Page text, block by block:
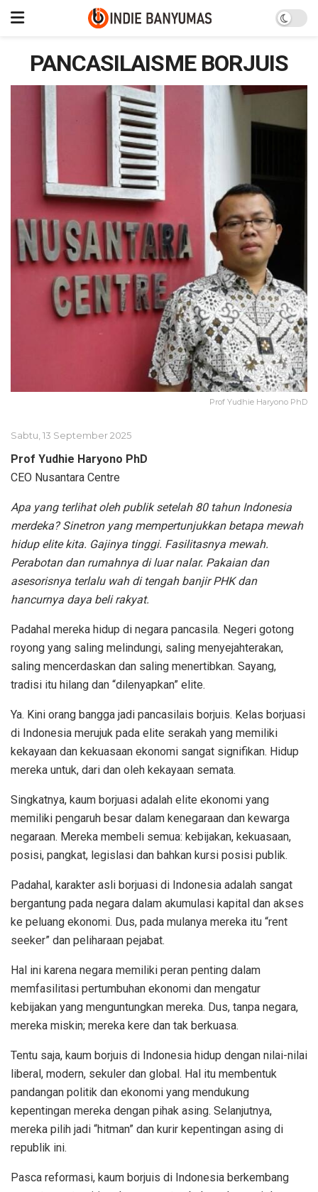
PANCASILAISME BORJUIS
Prof Yudhie Haryono PhD
Sabtu, 13 September 2025
Prof Yudhie Haryono PhD
CEO Nusantara Centre
Apa yang terlihat oleh publik setelah 80 tahun Indonesia
merdeka? Sinetron yang mempertunjukkan betapa mewah
hidup elite kita. Gajinya tinggi. Fasilitasnya mewah.
Perabotan dan rumahnya di luar nalar. Pakaian dan
asesorisnya terlalu wah di tengah banjir PHK dan
hancurnya daya beli rakyat.
Padahal mereka hidup di negara pancasila. Negeri gotong
royong yang saling melindungi, saling menyejahterakan,
saling mencerdaskan dan saling menertibkan. Sayang,
tradisi itu hilang dan “dilenyapkan” elite.
Ya. Kini orang bangga jadi pancasilais borjuis. Kelas borjuasi
di Indonesia merujuk pada elite serakah yang memiliki
kekayaan dan kekuasaan ekonomi sangat signifikan. Hidup
mereka untuk, dari dan oleh kekayaan semata.
Singkatnya, kaum borjuasi adalah elite ekonomi yang
memiliki pengaruh besar dalam kenegaraan dan kewarga
negaraan. Mereka membeli semua: kebijakan, kekuasaan,
posisi, pangkat, legislasi dan bahkan kursi posisi publik.
Padahal, karakter asli borjuasi di Indonesia adalah sangat
bergantung pada negara dalam akumulasi kapital dan akses
ke peluang ekonomi. Dus, pada mulanya mereka itu “rent
seeker” dan peliharaan pejabat.
Hal ini karena negara memiliki peran penting dalam
memfasilitasi pertumbuhan ekonomi dan mengatur
kebijakan yang menguntungkan mereka. Dus, tanpa negara,
mereka miskin; mereka kere dan tak berkuasa.
Tentu saja, kaum borjuis di Indonesia hidup dengan nilai-nilai
liberal, modern, sekuler dan global. Hal itu membentuk
pandangan politik dan ekonomi yang mendukung
kepentingan mereka dengan pihak asing. Selanjutnya,
mereka pilih jadi “hitman” dan kurir kepentingan asing di
republik ini.
Pasca reformasi, kaum borjuis di Indonesia berkembang